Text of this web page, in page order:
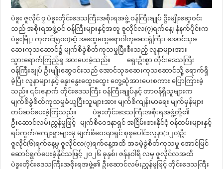
ပဲခူး ဇူလိုင် ၇ ပဲခူးတိုင်းဒေသကြီးအစိုးရအဖွဲ့ ဝန်ကြီးချုပ် ဦးမျိုးဆွေဝင်း
သည် အစိုးရအဖွဲ့ဝင် ဝန်ကြီးများနှင့်အတူ ဇူလိုင်လ(၇)ရက်နေ့၊ နံနက်ပိုင်းက
ပဲခူးမြို့၊ ကုတင်(၅၀၀)ဆံ့ အထွေထွေရောဂါကုဆေးရုံကြီး၊ အောင်သုခ
ဆေးကုသဆောင်၌ မျက်စိခွဲစိတ်ကုသမှုပြီးစီးသည့် လူနာများအား
သွားရောက်ကြည့်ရှု အားပေးခဲ့သည်။ ရှေးဦးစွာ တိုင်းဒေသကြီး
ဝန်ကြီးချုပ် ဦးမျိုးဆွေဝင်းသည် အောင်သုခဆေးကုသဆောင်သို့ ရောက်ရှိ
ခဲ့ပြီး လူနာများနှင့် နွေးနွေးထွေးထွေး တွေ့ဆုံအားပေးစကား ပြောကြားခဲ့
သည်။ ၎င်းနောက် တိုင်းဒေသကြီး ဝန်ကြီးချုပ်နှင့် တာဝန်ရှိသူများက
မျက်စိခွဲစိတ်ကုသမှုခံယူပြီးသူများအား မျက်စိကျန်းမာရေး မျက်မှန်များ
တပ်ဆင်ပေးခဲ့ကြသည်။ ပဲခူးတိုင်းဒေသကြီးအစိုးရအဖွဲ့တို့၏
ဦးဆောင်လမ်းညွှန်မှုဖြင့် မျက်စိဝေဒနာရှင် အငြိမ်းစားနိုင်ငံ့ ဝန်ထမ်းများနှင့်
ရပ်ကွက်/ကျေးရွာများမှ မျက်စိဝေဒနာရှင် စုစုပေါင်းလူနာ(၁၂၀)ဦး
ဇူလိုင်(၆)ရက်နေ့မှ ဇူလိုင်လ(၇)ရက်နေ့အထိ အခမဲ့ခွဲစိတ်ကုသမှု အောင်မြင်
ဆောင်ရွက်ပေးခဲ့နိုင်သဖြင့် ၂၀၂၆ ခုနှစ်၊ ဇန်နဝါရီ လမှ ဇူလိုင်လအထိ
ပဲခူးတိုင်းဒေသကြီးအစိုးရအဖွဲ့၏ ဦးဆောင်လမ်းညွှန်မှုဖြင့် တိုင်းဒေသကြီး